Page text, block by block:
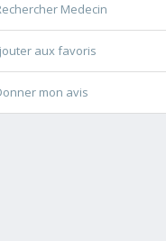
Medecin
aux favoris
mon avis